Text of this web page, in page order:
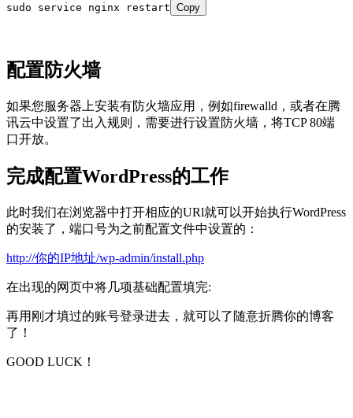
sudo service nginx restart Copy
配置防火墙
如果您服务器上安装有防火墙应用，例如firewalld，或者在腾
讯云中设置了出入规则，需要进行设置防火墙，将TCP 80端
口开放。
完成配置WordPress的工作
此时我们在浏览器中打开相应的URl就可以开始执行WordPress
的安装了，端口号为之前配置文件中设置的：
http://你的IP地址/wp-admin/install.php
在出现的网页中将几项基础配置填完:
再用刚才填过的账号登录进去，就可以了随意折腾你的博客
了！
GOOD LUCK！